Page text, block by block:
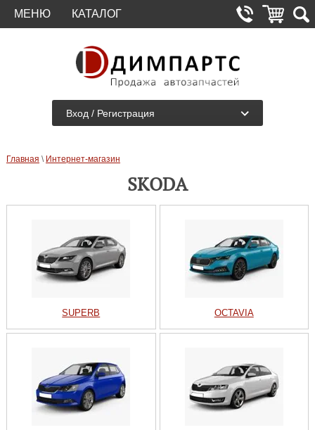
МЕНЮ КАТАЛОГ
Вход / Регистрация
Главная \ Интернет-магазин
SKODA
SUPERB OCTAVIA